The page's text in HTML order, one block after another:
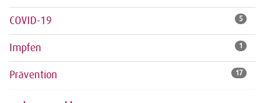
COVID-19 5
Impfen 1
Prävention 17